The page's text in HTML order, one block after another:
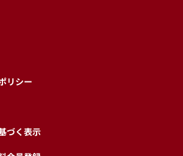
リシー
づく表示